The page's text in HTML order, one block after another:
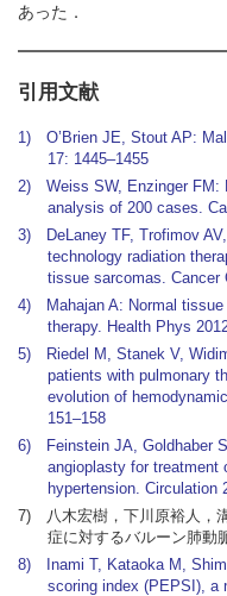
あった．
引用文献
1) O’Brien JE, Stout AP:
17: 1445–1455
2) Weiss SW, Enzinger FM:
analysis of 200 cases.
3) DeLaney TF, Trofimov
technology radiation
tissue sarcomas. Cancer
4) Mahajan A: Normal tissue
therapy. Health Phys
5) Riedel M, Stanek V,
patients with pulmonary
evolution of
151–158
6) Feinstein JA, Goldhaber
angioplasty for treatment
hypertension. Circulation
7) 八木宏樹，下川原裕人，
症に対するバルーン肺動
8) Inami T, Kataoka M,
scoring index (PEPSI), a